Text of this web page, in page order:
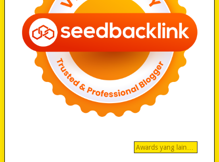
Awards yang lain…